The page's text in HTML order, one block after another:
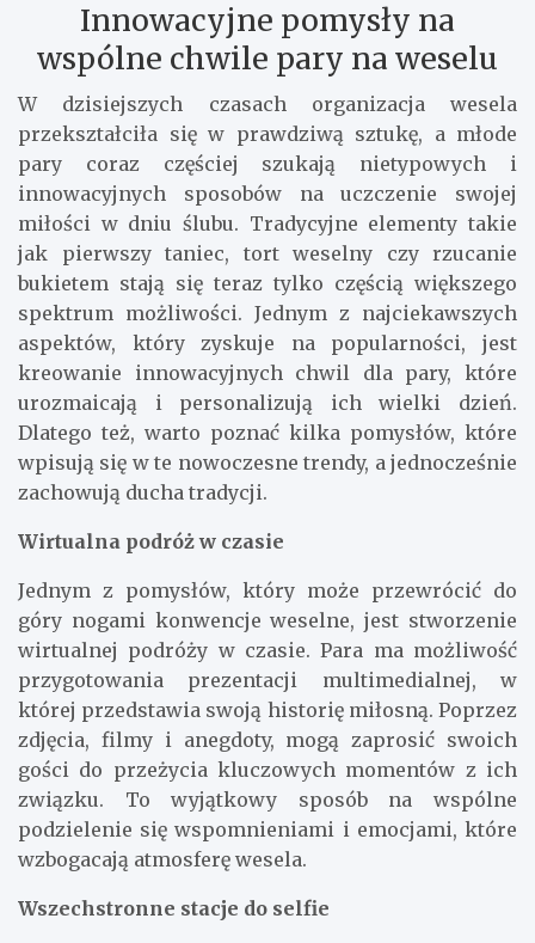
Innowacyjne pomysły na
wspólne chwile pary na weselu
W dzisiejszych czasach organizacja wesela
przekształciła się w prawdziwą sztukę, a młode
pary coraz częściej szukają nietypowych i
innowacyjnych sposobów na uczczenie swojej
miłości w dniu ślubu. Tradycyjne elementy takie
jak pierwszy taniec, tort weselny czy rzucanie
bukietem stają się teraz tylko częścią większego
spektrum możliwości. Jednym z najciekawszych
aspektów, który zyskuje na popularności, jest
kreowanie innowacyjnych chwil dla pary, które
urozmaicają i personalizują ich wielki dzień.
Dlatego też, warto poznać kilka pomysłów, które
wpisują się w te nowoczesne trendy, a jednocześnie
zachowują ducha tradycji.
Wirtualna podróż w czasie
Jednym z pomysłów, który może przewrócić do
góry nogami konwencje weselne, jest stworzenie
wirtualnej podróży w czasie. Para ma możliwość
przygotowania prezentacji multimedialnej, w
której przedstawia swoją historię miłosną. Poprzez
zdjęcia, filmy i anegdoty, mogą zaprosić swoich
gości do przeżycia kluczowych momentów z ich
związku. To wyjątkowy sposób na wspólne
podzielenie się wspomnieniami i emocjami, które
wzbogacają atmosferę wesela.
Wszechstronne stacje do selfie